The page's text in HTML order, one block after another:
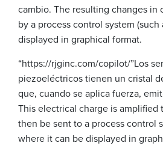
cambio. The resulting changes in
by a process control system (such
displayed in graphical format.
“https://rjginc.com/copilot/”Los
piezoeléctricos tienen un cristal
que, cuando se aplica fuerza,
This electrical charge is amplified
then be sent to a process control
where it can be displayed in